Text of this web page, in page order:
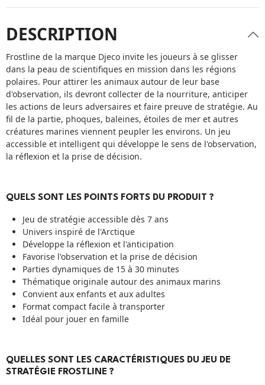
DESCRIPTION
Frostline de la marque Djeco invite les joueurs à se glisser
dans la peau de scientifiques en mission dans les régions
polaires. Pour attirer les animaux autour de leur base
d'observation, ils devront collecter de la nourriture, anticiper
les actions de leurs adversaires et faire preuve de stratégie. Au
fil de la partie, phoques, baleines, étoiles de mer et autres
créatures marines viennent peupler les environs. Un jeu
accessible et intelligent qui développe le sens de l'observation,
la réflexion et la prise de décision.
QUELS SONT LES POINTS FORTS DU PRODUIT ?
Jeu de stratégie accessible dès 7 ans
Univers inspiré de l'Arctique
Développe la réflexion et l'anticipation
Favorise l'observation et la prise de décision
Parties dynamiques de 15 à 30 minutes
Thématique originale autour des animaux marins
Convient aux enfants et aux adultes
Format compact facile à transporter
Idéal pour jouer en famille
QUELLES SONT LES CARACTÉRISTIQUES DU JEU DE
STRATÉGIE FROSTLINE ?